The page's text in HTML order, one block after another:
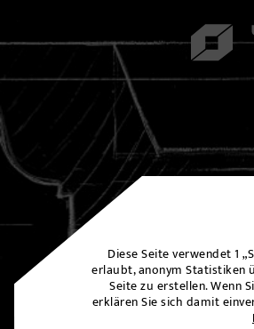
Diese Seite verwendet 1
erlaubt, anonym Statistiken
Seite zu erstellen.Wenn
erklären Sie sich damit